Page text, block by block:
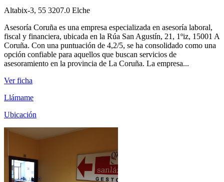
Altabix-3, 55 3207.0 Elche
Asesoría Coruña es una empresa especializada en asesoría laboral,
fiscal y financiera, ubicada en la Rúa San Agustín, 21, 1ºiz, 15001 A
Coruña. Con una puntuación de 4,2/5, se ha consolidado como una
opción confiable para aquellos que buscan servicios de
asesoramiento en la provincia de La Coruña. La empresa...
Ver ficha
Llámame
Ubicación